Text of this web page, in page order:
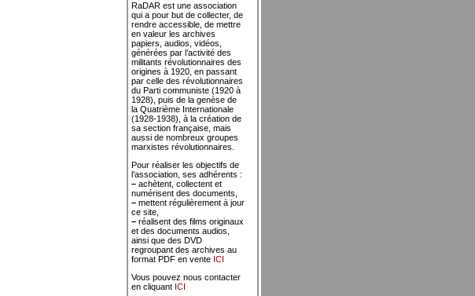
RaDAR est une association
qui a pour but de collecter, de
rendre accessible, de mettre
en valeur les archives
papiers, audios, vidéos,
générées par l’activité des
militants révolutionnaires des
origines à 1920, en passant
par celle des révolutionnaires
du Parti communiste (1920 à
1928), puis de la genèse de
la Quatrième Internationale
(1928-1938), à la création de
sa section française, mais
aussi de nombreux groupes
marxistes révolutionnaires.
Pour réaliser les objectifs de
l’association, ses adhérents :
– achètent, collectent et
numérisent des documents,
– mettent régulièrement à jour
ce site,
– réalisent des films originaux
et des documents audios,
ainsi que des DVD
regroupant des archives au
format PDF en vente ICI
Vous pouvez nous contacter
en cliquant ICI